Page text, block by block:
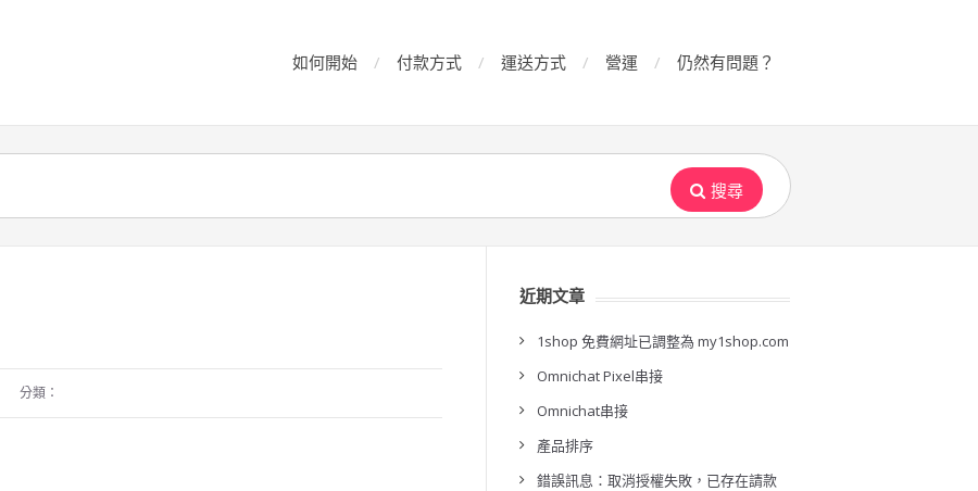
如何開始 付款方式 運送方式 營運 仍然有問題？
搜尋
分類：
近期文章
1shop 免費網址已調整為 my1shop.com
Omnichat Pixel串接
Omnichat串接
產品排序
錯誤訊息：取消授權失敗，已存在請款